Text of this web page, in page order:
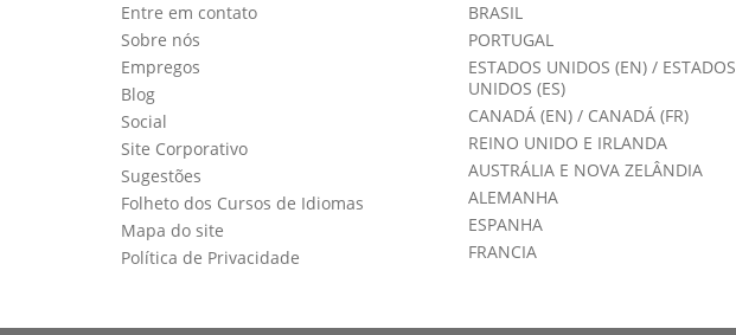
Entre em contato
Sobre nós
Empregos
Blog
Social
Site Corporativo
Sugestões
Folheto dos Cursos de Idiomas
Mapa do site
Política de Privacidade
BRASIL
PORTUGAL
ESTADOS UNIDOS (EN)/ ESTADOS
UNIDOS (ES)
CANADÁ (EN)/ CANADÁ (FR)
REINO UNIDO E IRLANDA
AUSTRÁLIA E NOVA ZELÂNDIA
ALEMANHA
ESPANHA
FRANCIA